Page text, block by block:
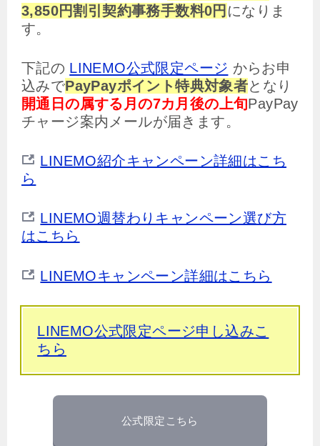
3,850円割引契約事務手数料0円 になりま
す。
下記の LINEMO公式限定ページ からお申
込みでPayPayポイント特典対象者となり
開通日の属する月の7カ月後の上旬PayPay
チャージ案内メールが届きます。
LINEMO紹介キャンペーン詳細はこち
ら
LINEMO週替わりキャンペーン選び方
はこちら
LINEMOキャンペーン詳細はこちら
LINEMO公式限定ページ申し込みこ
ちら
公式限定こちら